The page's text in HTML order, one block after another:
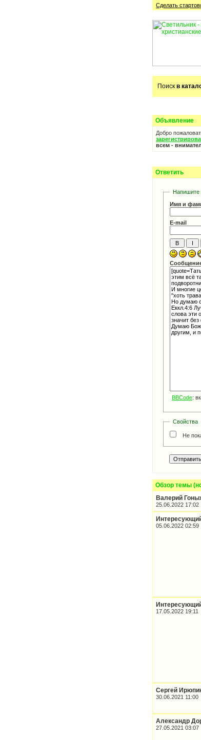
Сделать
Поиск в
Объявление
Добро
всем -
Ответить
Напишите
Имя и
E-mail
BBCode:
Свойства
Не
Обзор темы
Валерий
25.06.2022 17:02
05.06.2022 02:59
17.05.2022 19:11
Сергей
30.06.2021 11:00
Александр
27.05.2021 03:07